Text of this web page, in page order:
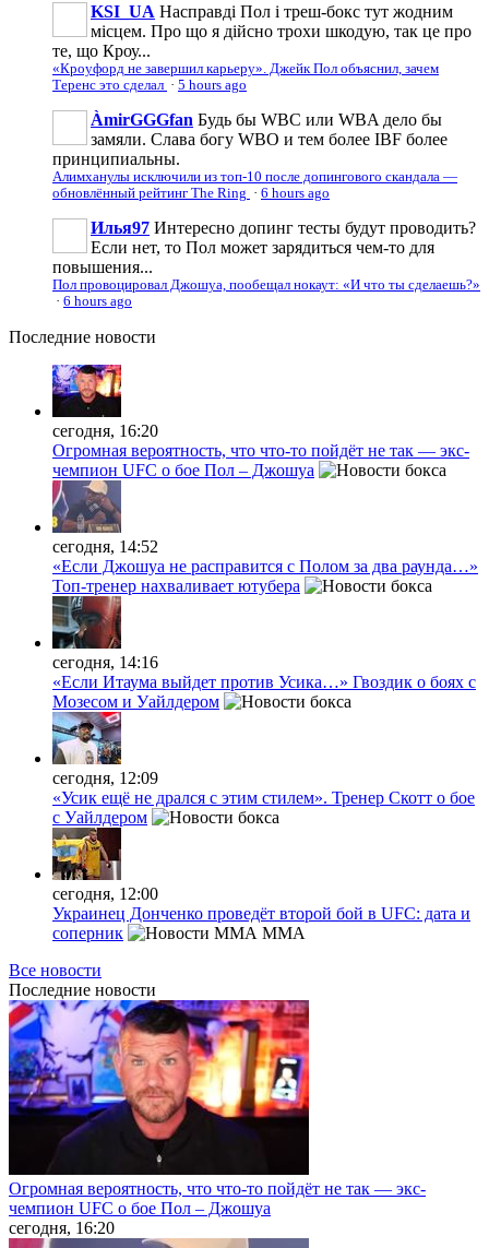
KSI_UA Насправді Пол і треш-бокс тут жодним
місцем. Про що я дійсно трохи шкодую, так це про
те, що Кроу...
«Кроуфорд не завершил карьеру». Джейк Пол объяснил, зачем
Теренс это сделал · 5 hours ago
ÀmirGGGfan Будь бы WBC или WBA дело бы
замяли. Слава богу WBO и тем более IBF более
принципиальны.
Алимханулы исключили из топ-10 после допингового скандала —
обновлённый рейтинг The Ring · 6 hours ago
Илья97 Интересно допинг тесты будут проводить?
Если нет, то Пол может зарядиться чем-то для
повышения...
Пол провоцировал Джошуа, пообещал нокаут: «И что ты сделаешь?»
· 6 hours ago
Последние новости
сегодня, 16:20
Огромная вероятность, что что-то пойдёт не так — экс-
чемпион UFC о бое Пол – Джошуа
сегодня, 14:52
«Если Джошуа не расправится с Полом за два раунда…»
Топ-тренер нахваливает ютубера
сегодня, 14:16
«Если Итаума выйдет против Усика…» Гвоздик о боях с
Мозесом и Уайлдером
сегодня, 12:09
«Усик ещё не дрался с этим стилем». Тренер Скотт о бое
с Уайлдером
сегодня, 12:00
Украинец Донченко проведёт второй бой в UFC: дата и
соперник
MMA
Все новости
Последние новости
Огромная вероятность, что что-то пойдёт не так — экс-
чемпион UFC о бое Пол – Джошуа
сегодня, 16:20